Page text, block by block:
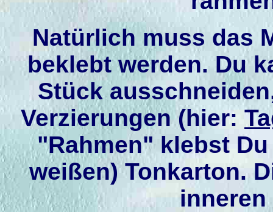
Natürlich muss das
beklebt werden. Du
Stück
Verzierungen (hier:
"Rahmen" klebst
weißen) Tonkarton.